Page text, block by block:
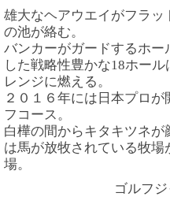
雄大なヘアウエイがフラ
の池が絡む。
バンカーがガードするホ
した戦略性豊かな18ホー
レンジに燃える。
２０１６年には日本プロ
フコース。
白樺の間からキタキツネ
は馬が放牧されている牧
場。
ゴルフ